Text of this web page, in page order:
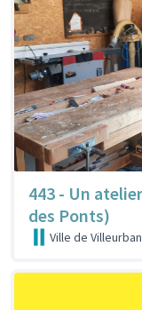
443 - Un
des Ponts)
Ville de